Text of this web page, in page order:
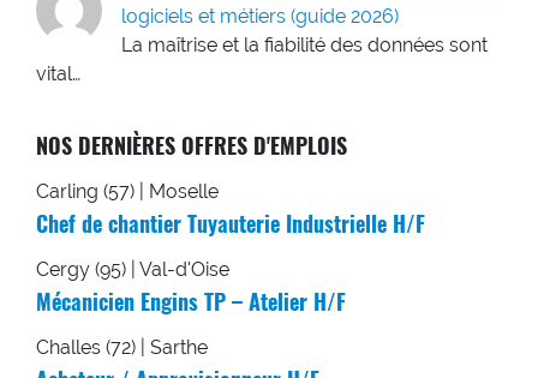
logiciels et métiers (guide 2026)
La maîtrise et la fiabilité des données sont
vital…
NOS DERNIÈRES OFFRES D'EMPLOIS
Carling (57) | Moselle
Chef de chantier Tuyauterie Industrielle H/F
Cergy (95) | Val-d'Oise
Mécanicien Engins TP – Atelier H/F
Challes (72) | Sarthe